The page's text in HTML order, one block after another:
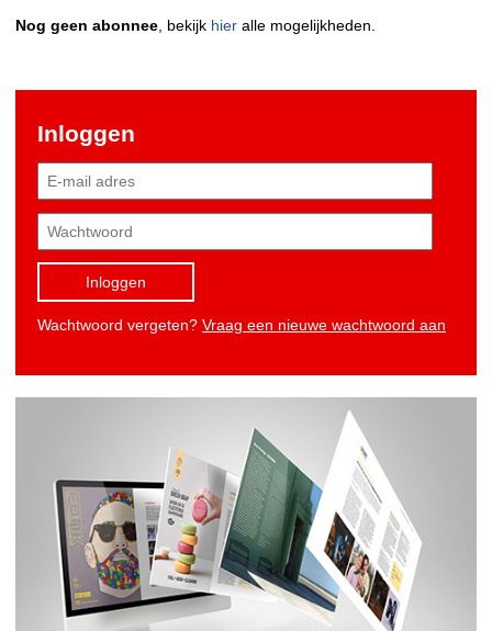
Nog geen abonnee , bekijk hier alle mogelijkheden.
Inloggen
Inloggen
Wachtwoord vergeten? Vraag een nieuwe wachtwoord aan